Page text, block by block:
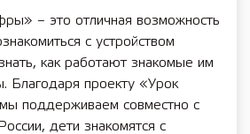
– это отличная возможность
с устройством
как работают знакомые им
Благодаря проекту «Урок
поддерживаем совместно с
дети знакомятся с